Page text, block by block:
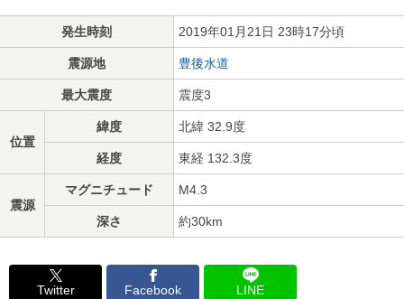
発生時刻 2019年01月21日 23時17分頃
震源地 豊後水道
最大震度 震度3
位置
緯度 北緯 32.9度
経度 東経 132.3度
震源
マグニチュード M4.3
深さ 約30km
Twitter Facebook LINE